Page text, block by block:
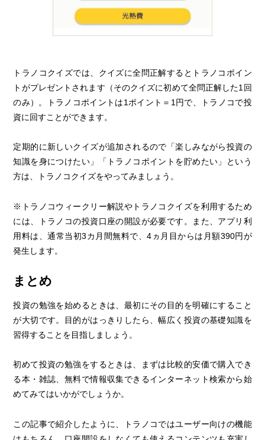
トラノコクイズでは、クイズに全問正解するとトラノコポイン
トがプレゼントされます（そのクイズに初めて全問正解した1回
のみ）。トラノコポイントは1ポイント＝1円で、トラノコで投
資に回すことができます。
定期的に新しいクイズが追加されるので「楽しみながら投資の
知識を身につけたい」「トラノコポイントを貯めたい」という
方は、トラノコクイズをやってみましょう。
※トラノコウィークリー解説やトラノコクイズを利用するため
には、トラノコの投資口座の開設が必要です。また、アプリ利
用料は、通常当初3カ月間無料で、4ヵ月目からは月額390円が
発生します。
まとめ
投資の勉強を始めるときは、最初にその目的を明確にすること
が大切です。目的がはっきりしたら、幅広く投資の基礎知識を
習得することを目指しましょう。
初めて投資の勉強をするときは、まずは比較的安価で購入でき
る本・雑誌、無料で情報収集できるインターネット検索から始
めてみてはいかがでしょうか。
この記事で紹介したように、トラノコではユーザー向けの機能